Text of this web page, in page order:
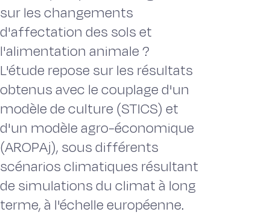
sur les changements
d'affectation des sols et
l'alimentation animale ?
L'étude repose sur les résultats
obtenus avec le couplage d'un
modèle de culture (STICS) et
d'un modèle agro-économique
(AROPAj), sous différents
scénarios climatiques résultant
de simulations du climat à long
terme, à l'échelle européenne.